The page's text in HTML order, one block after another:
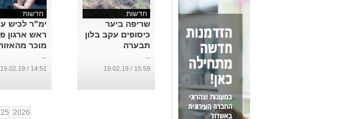
חדשות
שריפה ביער
כיסופים עקב בלון
תבערה
...
15:59 / 19.02.19
חדשות
ימ"ר לכיש
ראש ארגון
מוכר
...
14:51 / 19.02.19
2026